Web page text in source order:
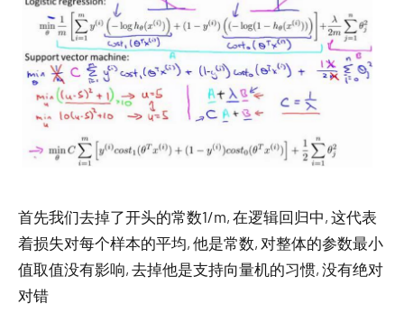
首先我们去掉了开头的常数1/m, 在逻辑回归中, 这代表
着损失对每个样本的平均, 他是常数, 对整体的参数最小
值取值没有影响, 去掉他是支持向量机的习惯, 没有绝对
对错